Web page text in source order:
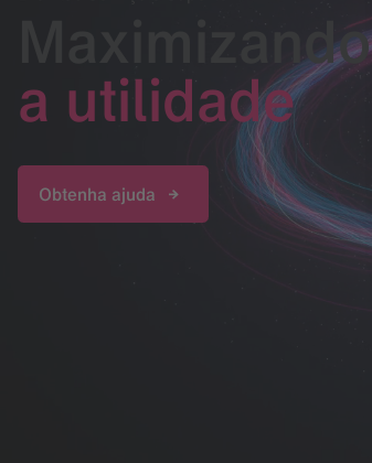
Maximizando
a utilidade
Obtenha ajuda